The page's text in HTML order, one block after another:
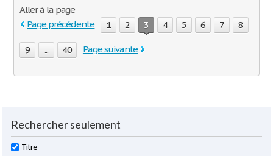
Aller à la page
Page précédente
1 2 3 4 5 6 7 8
9 ... 40 Page suivante
Rechercher seulement
Titre